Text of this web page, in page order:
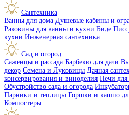
Сантехника
Ванны для дома Душевые кабины и
Раковины для ванны и кухни Биде
кухни Инженерная сантехника
Сад и огород
Саженцы и рассада Барбекю для дачи
декор Семена и Луковицы Дачная
консервирования и виноделия Печи для
Обустройство сада и огорода
Парники и теплицы Горшки и кашпо
Компостеры